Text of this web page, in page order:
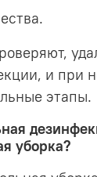
и при
этапы.
уборка?